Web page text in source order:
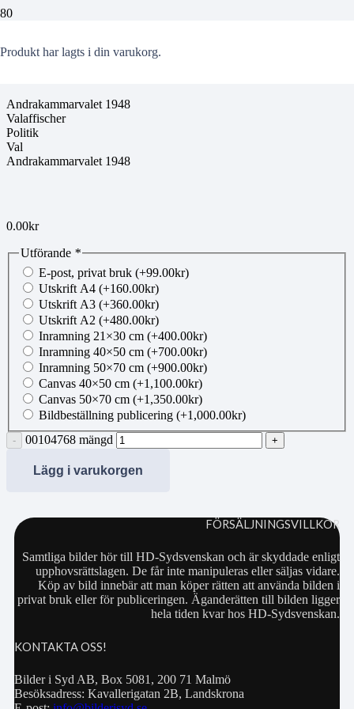
Produkt har lagts i din varukorg.
00104768
Andrakammarvalet 1948
Valaffischer
Politik
Val
Andrakammarvalet 1948
0.00kr
Utförande *
E-post, privat bruk (+99.00kr)
Utskrift A4 (+160.00kr)
Utskrift A3 (+360.00kr)
Utskrift A2 (+480.00kr)
Inramning 21×30 cm (+400.00kr)
Inramning 40×50 cm (+700.00kr)
Inramning 50×70 cm (+900.00kr)
Canvas 40×50 cm (+1,100.00kr)
Canvas 50×70 cm (+1,350.00kr)
Bildbeställning publicering (+1,000.00kr)
00104768 mängd
Lägg i varukorgen
FÖRSÄLJNINGSVILLKOR
Samtliga bilder hör till HD-Sydsvenskan och är skyddade enligt
upphovsrättslagen. De får inte manipuleras eller säljas vidare.
Köp av bild innebär att man köper rätten att använda bilden i
privat bruk eller för publiceringen. Äganderätten till bilden ligger
hela tiden kvar hos HD-Sydsvenskan.
KONTAKTA OSS!
Bilder i Syd AB, Box 5081, 200 71 Malmö
Besöksadress: Kavallerigatan 2B, Landskrona